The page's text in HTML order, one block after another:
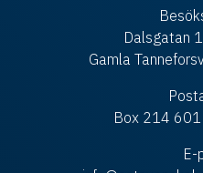
Dalsgatan
Gamla
Box 214
E-